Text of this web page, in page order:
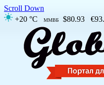
Scroll Down
+20 °C
ММВБ $80.93